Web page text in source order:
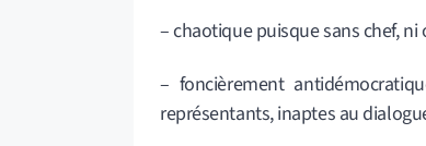
– chaotique puisque sans chef, ni
– foncièrement
représentants, inaptes au